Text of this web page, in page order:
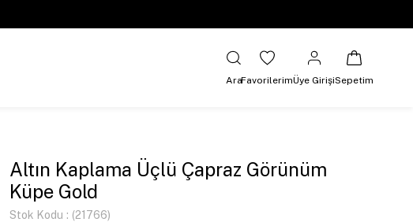
AraFavorilerimÜye GirişiSepetim
Altın Kaplama Üçlü Çapraz Görünüm
Küpe Gold
Stok Kodu (21766)